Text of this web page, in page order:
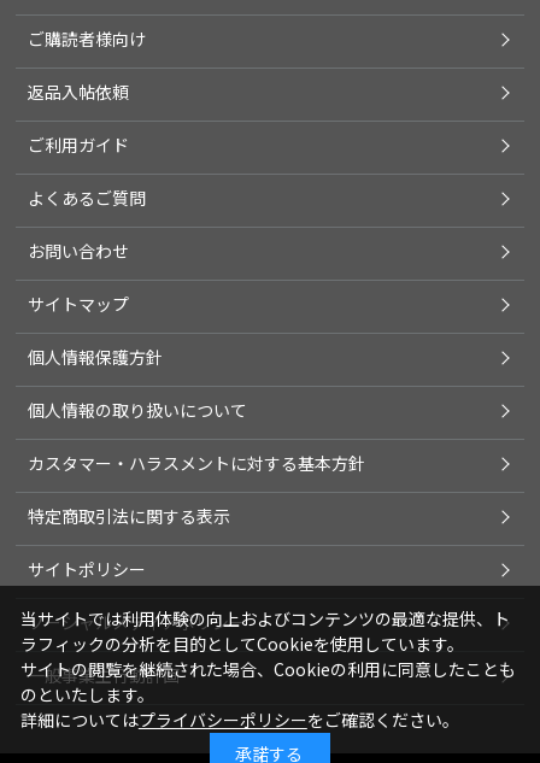
ご購読者様向け
返品入帖依頼
ご利用ガイド
よくあるご質問
お問い合わせ
サイトマップ
個人情報保護方針
個人情報の取り扱いについて
カスタマー・ハラスメントに対する基本方針
特定商取引法に関する表示
サイトポリシー
ソーシャルメディアポリシー
一般事業主行動計画
当サイトでは利用体験の向上およびコンテンツの最適な提供、ト
ラフィックの分析を目的としてCookieを使用しています。
サイトの閲覧を継続された場合、Cookieの利用に同意したことも
のといたします。
詳細についてはプライバシーポリシーをご確認ください。
承諾する